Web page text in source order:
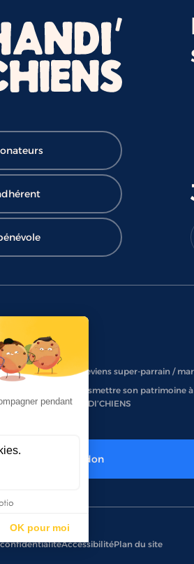
soutenir
Je deviens super-parrain /
Transmettre son patrimoine à
HANDI’CHIENS
Je fais un don
AccessibilitéPlan du site